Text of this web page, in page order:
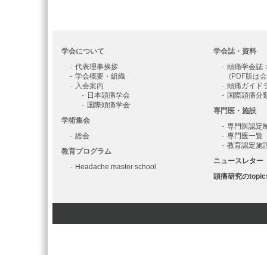
学会について
代表理事挨拶
学会概要・組織
入会案内
日本頭痛学会
国際頭痛学会
学術集会
総会
教育プログラム
Headache master school
学会誌・資料
頭痛学会誌
(PDF版は
頭痛ガイド
国際頭痛分
専門医・施設
専門医認定
専門医一覧
教育認定施
ニュースレター
頭痛研究の